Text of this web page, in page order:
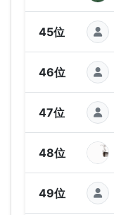
45位
46位
47位
48位
49位